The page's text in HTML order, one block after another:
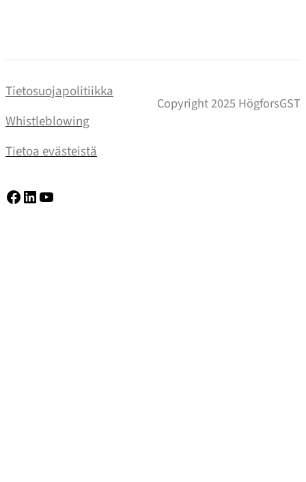
Tietosuojapolitiikka
Whistleblowing
Tietoa evästeistä
Copyright 2025 HögforsGST
Facebook
LinkedIn
YouTube